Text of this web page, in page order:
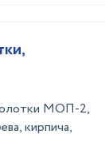
МОП-2,
кирпича,